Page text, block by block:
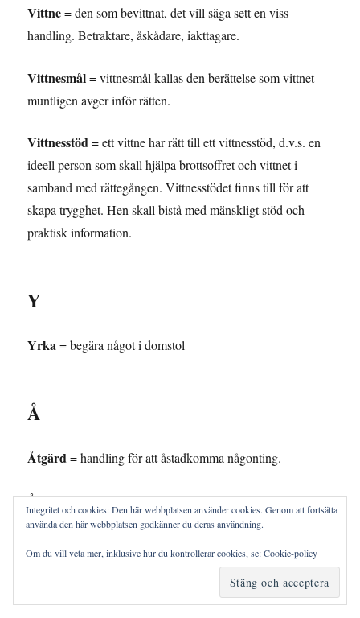
Vittne= den som bevittnat, det vill säga sett en viss
handling. Betraktare, åskådare, iakttagare.
Vittnesmål= vittnesmål kallas den berättelse som vittnet
muntligen avger inför rätten.
Vittnesstöd= ett vittne har rätt till ett vittnesstöd, d.v.s. en
ideell person som skall hjälpa brottsoffret och vittnet i
samband med rättegången. Vittnesstödet finns till för att
skapa trygghet. Hen skall bistå med mänskligt stöd och
praktisk information.
Y
Yrka= begära något i domstol
Å
Åtgärd= handling för att åstadkomma någonting.
Återställande av försutten tid= om någon inte överklagat
ett avgörande i rätt tid och detta beror på ett oförutsett
hinder, så kallat “laga förfall”, kan en ny tid för detta
Integritet och cookies: Den här webbplatsen använder cookies. Genom att fortsätta
använda den här webbplatsen godkänner du deras användning.
Om du vill veta mer, inklusive hur du kontrollerar cookies, se:Cookie-policy